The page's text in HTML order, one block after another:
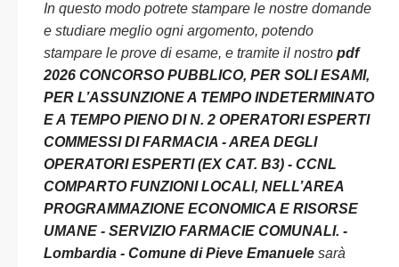
In questo modo potrete stampare le nostre domande
e studiare meglio ogni argomento, potendo
stampare le prove di esame, e tramite il nostro pdf
2026 CONCORSO PUBBLICO, PER SOLI ESAMI,
PER L’ASSUNZIONE A TEMPO INDETERMINATO
E A TEMPO PIENO DI N. 2 OPERATORI ESPERTI
COMMESSI DI FARMACIA - AREA DEGLI
OPERATORI ESPERTI (EX CAT. B3) - CCNL
COMPARTO FUNZIONI LOCALI, NELL’AREA
PROGRAMMAZIONE ECONOMICA E RISORSE
UMANE - SERVIZIO FARMACIE COMUNALI. -
Lombardia - Comune di Pieve Emanuele sarà